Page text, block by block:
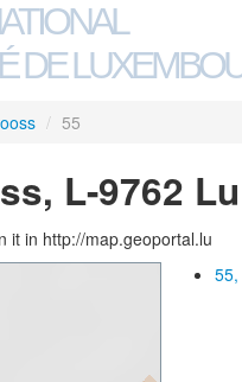
DE
/ 55
L-9762
it in http://map.geoportal.lu